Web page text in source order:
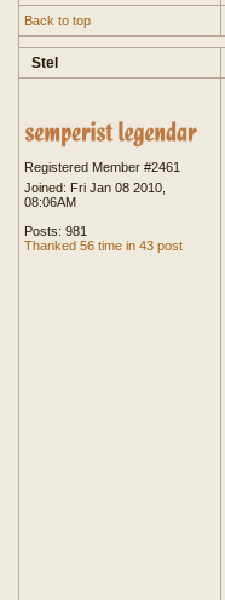
Back to top
Stel
Registered Member #2461
Joined: Fri Jan 08 2010,
08:06AM
Posts: 981
Thanked 56 time in 43 post